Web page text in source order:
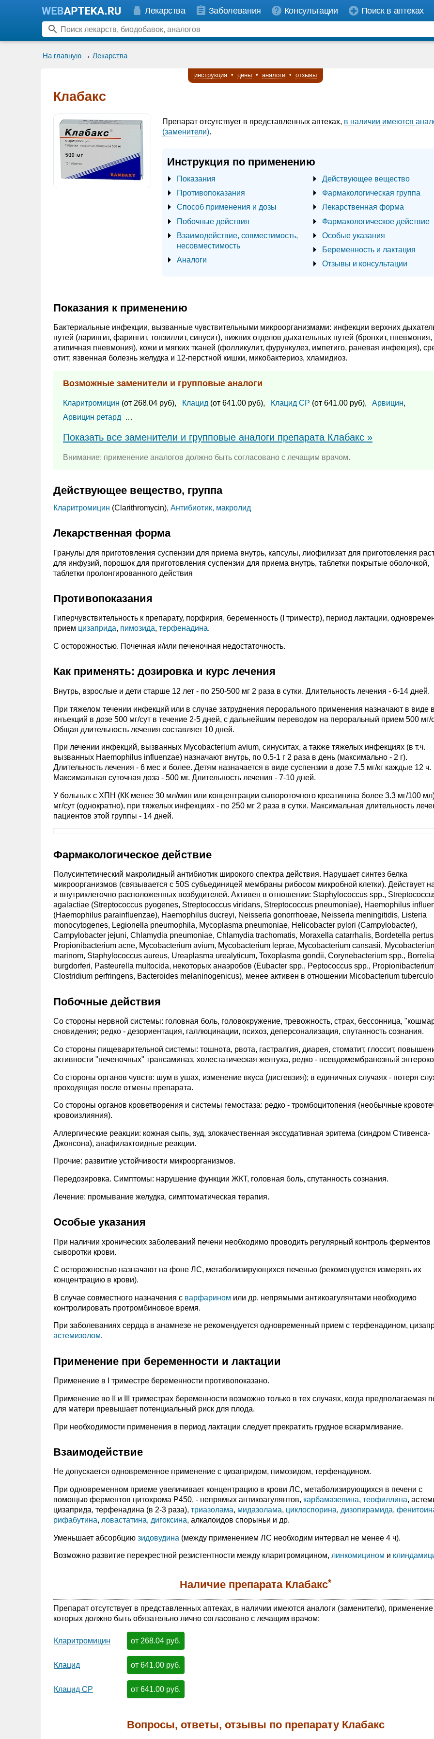
Лекарства Заболевания Консультации Поиск в аптеках
На главную → Лекарства
инструкция • цены • аналоги • отзывы
Клабакс
Препарат отсутствует в представленных аптеках, в наличии имеются
(заменители).
Инструкция по применению
Показания
Противопоказания
Способ применения и дозы
Побочные действия
Взаимодействие, совместимость,
несовместимость
Аналоги
Действующее вещество
Фармакологическая группа
Лекарственная форма
Фармакологическое действие
Особые указания
Беременность и лактация
Отзывы и консультации
Показания к применению
Бактериальные инфекции, вызванные чувствительными микроорганизмами: инфекции верхних
путей (ларингит, фарингит, тонзиллит, синусит), нижних отделов дыхательных путей (бронхит, пневмония,
атипичная пневмония), кожи и мягких тканей (фолликулит, фурункулез, импетиго, раневая инфекция),
отит; язвенная болезнь желудка и 12-перстной кишки, микобактериоз, хламидиоз.
Возможные заменители и групповые аналоги
Кларитромицин (от 268.04 руб), Клацид (от 641.00 руб), Клацид СР (от 641.00 руб), Арвицин,
Арвицин ретард
…
Показать все заменители и групповые аналоги препарата Клабакс »
Внимание: применение аналогов должно быть согласовано с лечащим врачом.
Действующее вещество, группа
Кларитромицин (Clarithromycin), Антибиотик, макролид
Лекарственная форма
Гранулы для приготовления суспензии для приема внутрь, капсулы, лиофилизат для приготовления
для инфузий, порошок для приготовления суспензии для приема внутрь, таблетки покрытые оболочкой,
таблетки пролонгированного действия
Противопоказания
Гиперчувствительность к препарату, порфирия, беременность (I триместр), период лактации,
прием цизаприда, пимозида, терфенадина.
C осторожностью. Почечная и/или печеночная недостаточность.
Как применять: дозировка и курс лечения
Внутрь, взрослые и дети старше 12 лет - по 250-500 мг 2 раза в сутки. Длительность лечения - 6-14 дней.
При тяжелом течении инфекций или в случае затруднения перорального применения назначают в виде
инъекций в дозе 500 мг/сут в течение 2-5 дней, с дальнейшим переводом на пероральный прием 500 мг/
Общая длительность лечения составляет 10 дней.
При лечении инфекций, вызванных Mycobacterium avium, синуситах, а также тяжелых инфекциях (в т.ч.
вызванных Haemophilus influenzae) назначают внутрь, по 0.5-1 г 2 раза в день (максимально - 2 г).
Длительность лечения - 6 мес и более. Детям назначается в виде суспензии в дозе 7.5 мг/кг каждые 12 ч.
Максимальная суточная доза - 500 мг. Длительность лечения - 7-10 дней.
У больных с ХПН (КК менее 30 мл/мин или концентрации сывороточного креатинина более 3.3 мг/100
мг/сут (однократно), при тяжелых инфекциях - по 250 мг 2 раза в сутки. Максимальная длительность
пациентов этой группы - 14 дней.
Фармакологическое действие
Полусинтетический макролидный антибиотик широкого спектра действия. Нарушает синтез белка
микроорганизмов (связывается с 50S субъединицей мембраны рибосом микробной клетки). Действует
и внутриклеточно расположенных возбудителей. Активен в отношении: Staphylococcus spp.,
agalactiae (Streptococcus pyogenes, Streptococcus viridans, Streptococcus pneumoniae), Haemophilus
(Haemophilus parainfluenzae), Haemophilus ducreyi, Neisseria gonorrhoeae, Neisseria meningitidis, Listeria
monocytogenes, Legionella pneumophila, Mycoplasma pneumoniae, Helicobacter pylori (Campylobacter),
Campylobacter jejuni, Chlamydia pneumoniae, Chlamydia trachomatis, Moraxella catarrhalis, Bordetella
Propionibacterium acne, Mycobacterium avium, Mycobacterium leprae, Mycobacterium cansasii,
marinom, Staphylococcus aureus, Ureaplasma urealyticum, Toxoplasma gondii, Corynebacterium spp., Borrelia
burgdorferi, Pasteurella multocida, некоторых анаэробов (Eubacter spp., Peptococcus spp.,
Clostridium perfringens, Bacteroides melaninogenicus), менее активен в отношении Micobacterium
Побочные действия
Со стороны нервной системы: головная боль, головокружение, тревожность, страх, бессонница,
сновидения; редко - дезориентация, галлюцинации, психоз, деперсонализация, спутанность сознания.
Со стороны пищеварительной системы: тошнота, рвота, гастралгия, диарея, стоматит, глоссит,
активности "печеночных" трансаминаз, холестатическая желтуха, редко - псевдомембранозный
Со стороны органов чувств: шум в ушах, изменение вкуса (дисгевзия); в единичных случаях - потеря
проходящая после отмены препарата.
Со стороны органов кроветворения и системы гемостаза: редко - тромбоцитопения (необычные
кровоизлияния).
Аллергические реакции: кожная сыпь, зуд, злокачественная экссудативная эритема (синдром Стивенса-
Джонсона), анафилактоидные реакции.
Прочие: развитие устойчивости микроорганизмов.
Передозировка. Симптомы: нарушение функции ЖКТ, головная боль, спутанность сознания.
Лечение: промывание желудка, симптоматическая терапия.
Особые указания
При наличии хронических заболеваний печени необходимо проводить регулярный контроль ферментов
сыворотки крови.
С осторожностью назначают на фоне ЛС, метаболизирующихся печенью (рекомендуется измерять их
концентрацию в крови).
В случае совместного назначения с варфарином или др. непрямыми антикоагулянтами необходимо
контролировать протромбиновое время.
При заболеваниях сердца в анамнезе не рекомендуется одновременный прием с терфенадином,
астемизолом.
Применение при беременности и лактации
Применение в I триместре беременности противопоказано.
Применение во II и III триместрах беременности возможно только в тех случаях, когда предполагаемая
для матери превышает потенциальный риск для плода.
При необходимости применения в период лактации следует прекратить грудное вскармливание.
Взаимодействие
Не допускается одновременное применение с цизапридом, пимозидом, терфенадином.
При одновременном приеме увеличивает концентрацию в крови ЛС, метаболизирующихся в печени с
помощью ферментов цитохрома P450, - непрямых антикоагулянтов, карбамазепина, теофиллина,
цизаприда, терфенадина (в 2-3 раза), триазолама, мидазолама, циклоспорина, дизопирамида,
рифабутина, ловастатина, дигоксина, алкалоидов спорыньи и др.
Уменьшает абсорбцию зидовудина (между применением ЛС необходим интервал не менее 4 ч).
Возможно развитие перекрестной резистентности между кларитромицином, линкомицином и
Наличие препарата Клабакс*
Препарат отсутствует в представленных аптеках, в наличии имеются аналоги (заменители), применение
которых должно быть обязательно лично согласовано с лечащим врачом:
Кларитромицин от 268.04 руб.
Клацид от 641.00 руб.
Клацид СР от 641.00 руб.
Вопросы, ответы, отзывы по препарату Клабакс